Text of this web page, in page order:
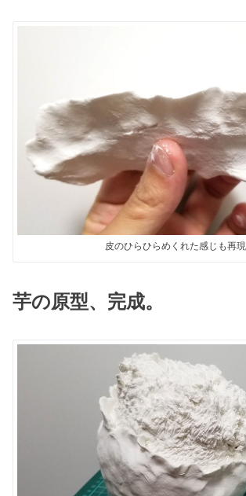
皮のひらひらめくれた感じも再現
芋の原型、完成。